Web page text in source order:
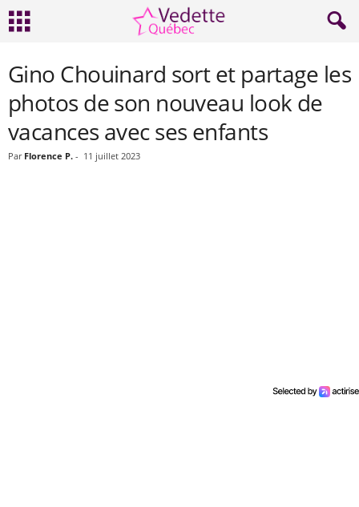
Gino Chouinard sort et partage les
photos de son nouveau look de
vacances avec ses enfants
Par Florence P. - 11 juillet 2023